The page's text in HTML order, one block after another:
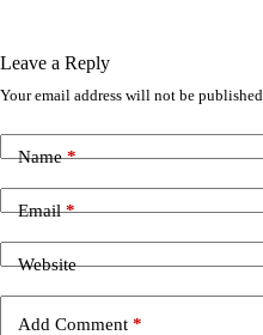
Leave a Reply
Your email address will not be published.
Name*
Email*
Website
Add Comment *